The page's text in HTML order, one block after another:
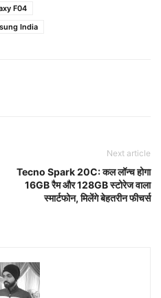
F04
India
Next article
Tecno Spark 20C: कल लॉन्च होगा
16GB रैम और 128GB स्टोरेज वाला
स्मार्टफोन, मिलेंगे बेहतरीन फीचर्स